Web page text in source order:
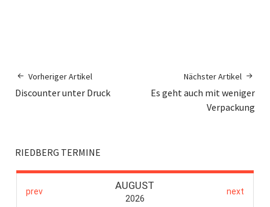
Vorheriger Artikel
Discounter unter Druck
Nächster Artikel
Es geht auch mit weniger
Verpackung
RIEDBERG TERMINE